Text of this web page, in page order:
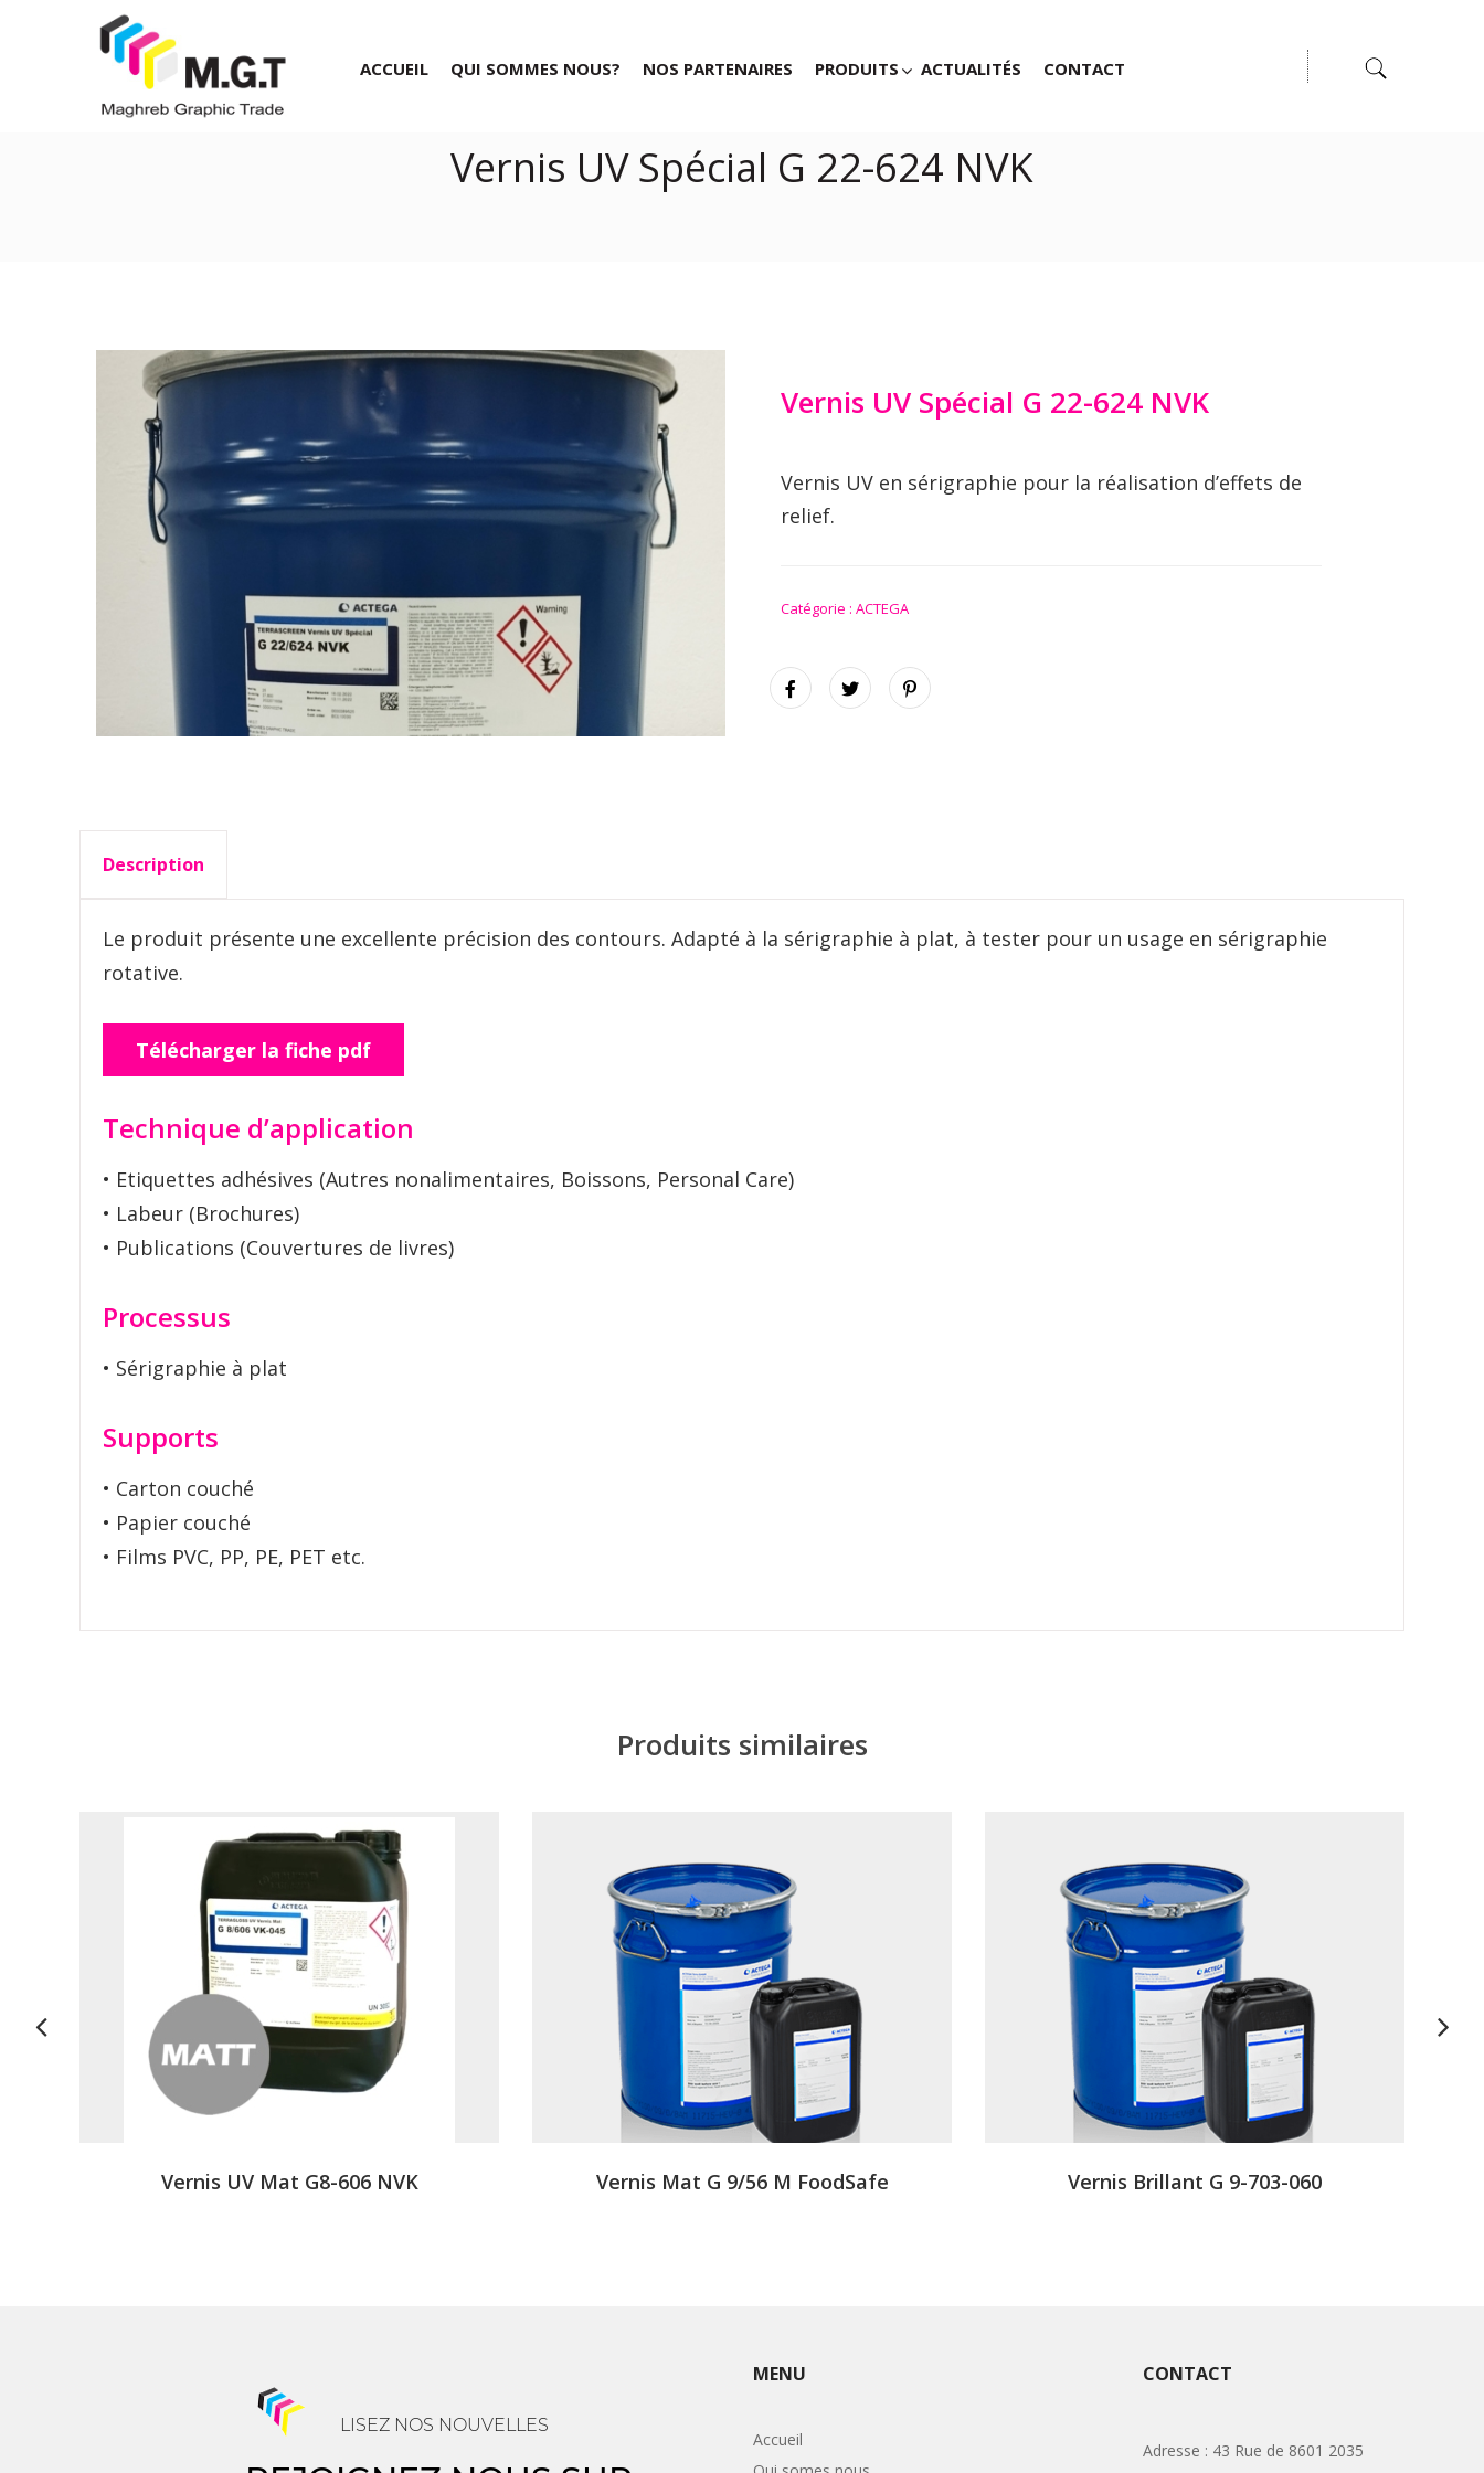
ACCUEIL QUI SOMMES NOUS? NOS PARTENAIRES PRODUITS ACTUALITÉS CONTACT
Vernis UV Spécial G 22-624 NVK
Vernis UV Spécial G 22-624 NVK
Vernis UV en sérigraphie pour la réalisation d’effets de
relief.
Catégorie : ACTEGA
Description
Le produit présente une excellente précision des contours. Adapté à la sérigraphie à plat, à tester pour un usage en sérigraphie
rotative.
Télécharger la fiche pdf
Technique d’application
• Etiquettes adhésives (Autres nonalimentaires, Boissons, Personal Care)
• Labeur (Brochures)
• Publications (Couvertures de livres)
Processus
• Sérigraphie à plat
Supports
• Carton couché
• Papier couché
• Films PVC, PP, PE, PET etc.
Produits similaires
Vernis UV Mat G8-606 NVK Vernis Mat G 9/56 M FoodSafe Vernis Brillant G 9-703-060
LISEZ NOS NOUVELLES
MENU
Accueil
CONTACT
Adresse : 43 Rue de 8601 2035